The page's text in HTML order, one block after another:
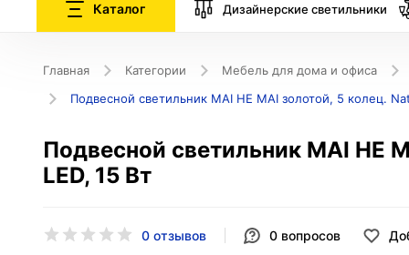
Каталог Дизайнерские светильники
Главная Категории
Мебель для дома и офиса
Подвесной светильник MAI HE MAI золотой, 5 колец.
Подвесной светильник MAI HE
LED, 15 Вт
0 отзывов 0 вопросов